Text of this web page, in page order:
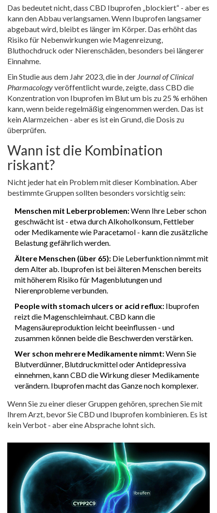
Das bedeutet nicht, dass CBD Ibuprofen „blockiert“ - aber es
kann den Abbau verlangsamen. Wenn Ibuprofen langsamer
abgebaut wird, bleibt es länger im Körper. Das erhöht das
Risiko für Nebenwirkungen wie Magenreizung,
Bluthochdruck oder Nierenschäden, besonders bei längerer
Einnahme.
Ein Studie aus dem Jahr 2023, die in der Journal of Clinical
Pharmacologyveröffentlicht wurde, zeigte, dass CBD die
Konzentration von Ibuprofen im Blut um bis zu 25 % erhöhen
kann, wenn beide regelmäßig eingenommen werden. Das ist
kein Alarmzeichen - aber es ist ein Grund, die Dosis zu
überprüfen.
Wann ist die Kombination
riskant?
Nicht jeder hat ein Problem mit dieser Kombination. Aber
bestimmte Gruppen sollten besonders vorsichtig sein:
Menschen mit Leberproblemen:Wenn Ihre Leber schon
geschwächt ist - etwa durch Alkoholkonsum, Fettleber
oder Medikamente wie Paracetamol - kann die zusätzliche
Belastung gefährlich werden.
Ältere Menschen (über 65): Die Leberfunktion nimmt mit
dem Alter ab. Ibuprofen ist bei älteren Menschen bereits
mit höherem Risiko für Magenblutungen und
Nierenprobleme verbunden.
People with stomach ulcers or acid reflux: Ibuprofen
reizt die Magenschleimhaut. CBD kann die
Magensäureproduktion leicht beeinflussen - und
zusammen können beide die Beschwerden verstärken.
Wer schon mehrere Medikamente nimmt:Wenn Sie
Blutverdünner, Blutdruckmittel oder Antidepressiva
einnehmen, kann CBD die Wirkung dieser Medikamente
verändern. Ibuprofen macht das Ganze noch komplexer.
Wenn Sie zu einer dieser Gruppen gehören, sprechen Sie mit
Ihrem Arzt, bevor Sie CBD und Ibuprofen kombinieren. Es ist
kein Verbot - aber eine Absprache lohnt sich.